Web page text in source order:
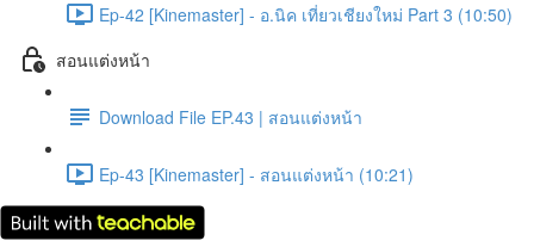
Ep-42 [Kinemaster] - อ.นิค เที่ยวเชียงใหม่ Part 3 (10:50)
สอนแต่งหน้า
Download File EP.43 | สอนแต่งหน้า
Ep-43 [Kinemaster] - สอนแต่งหน้า (10:21)